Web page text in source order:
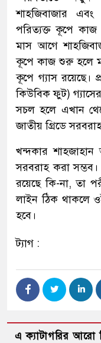
শাহজিবাজার এবং
পরিত্যক্ত কূপে
মাস আগে
কূপে কাজ শুরু হলে
কূপে গ্যাস রয়েছে।
কিউবিক ফুট)
সচল হলে এখান
জাতীয় গ্রিডে
খন্দকার
সরবরাহ করা
রয়েছে কি-না, তা
লাইন ঠিক থাকলে
হবে।
ট্যাগ :
এ ক্যাটাগরির আরো